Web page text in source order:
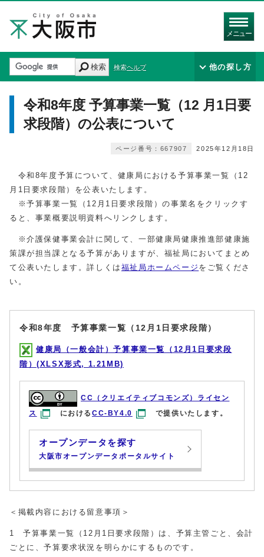
メニュー
検索 検索ヘルプ 他の探し方
令和8年度 予算事業一覧（12 月1日要
求段階）の公表について
2025年12月18日
ページ番号：667907
令和8年度予算について、健康局における予算事業一覧（12
月1日要求段階）を公表いたします。
※予算事業一覧（12月1日要求段階）の事業名をクリックす
ると、事業概要説明資料へリンクします。
※介護保健事業会計に関して、一部健康局健康推進部健康施
策課が担当課となる予算がありますが、福祉局においてまとめ
て公表いたします。詳しくは 福祉局ホームページ をご覧くださ
い。
令和8年度 予算事業一覧（12月1日要求段階）
健康局（一般会計）予算事業一覧（12月1日要求段
階）(XLSX形式, 1.21MB)
CC（クリエイティブコモンズ）ライセン
ス
におけるCC-BY4.0 で提供いたします。
オープンデータを探す
大阪市オープンデータポータルサイト
＜掲載内容における留意事項＞
1 予算事業一覧（12月1日要求段階）は、予算主管ごと、会計
ごとに、予算要求状況を明らかにするものです。